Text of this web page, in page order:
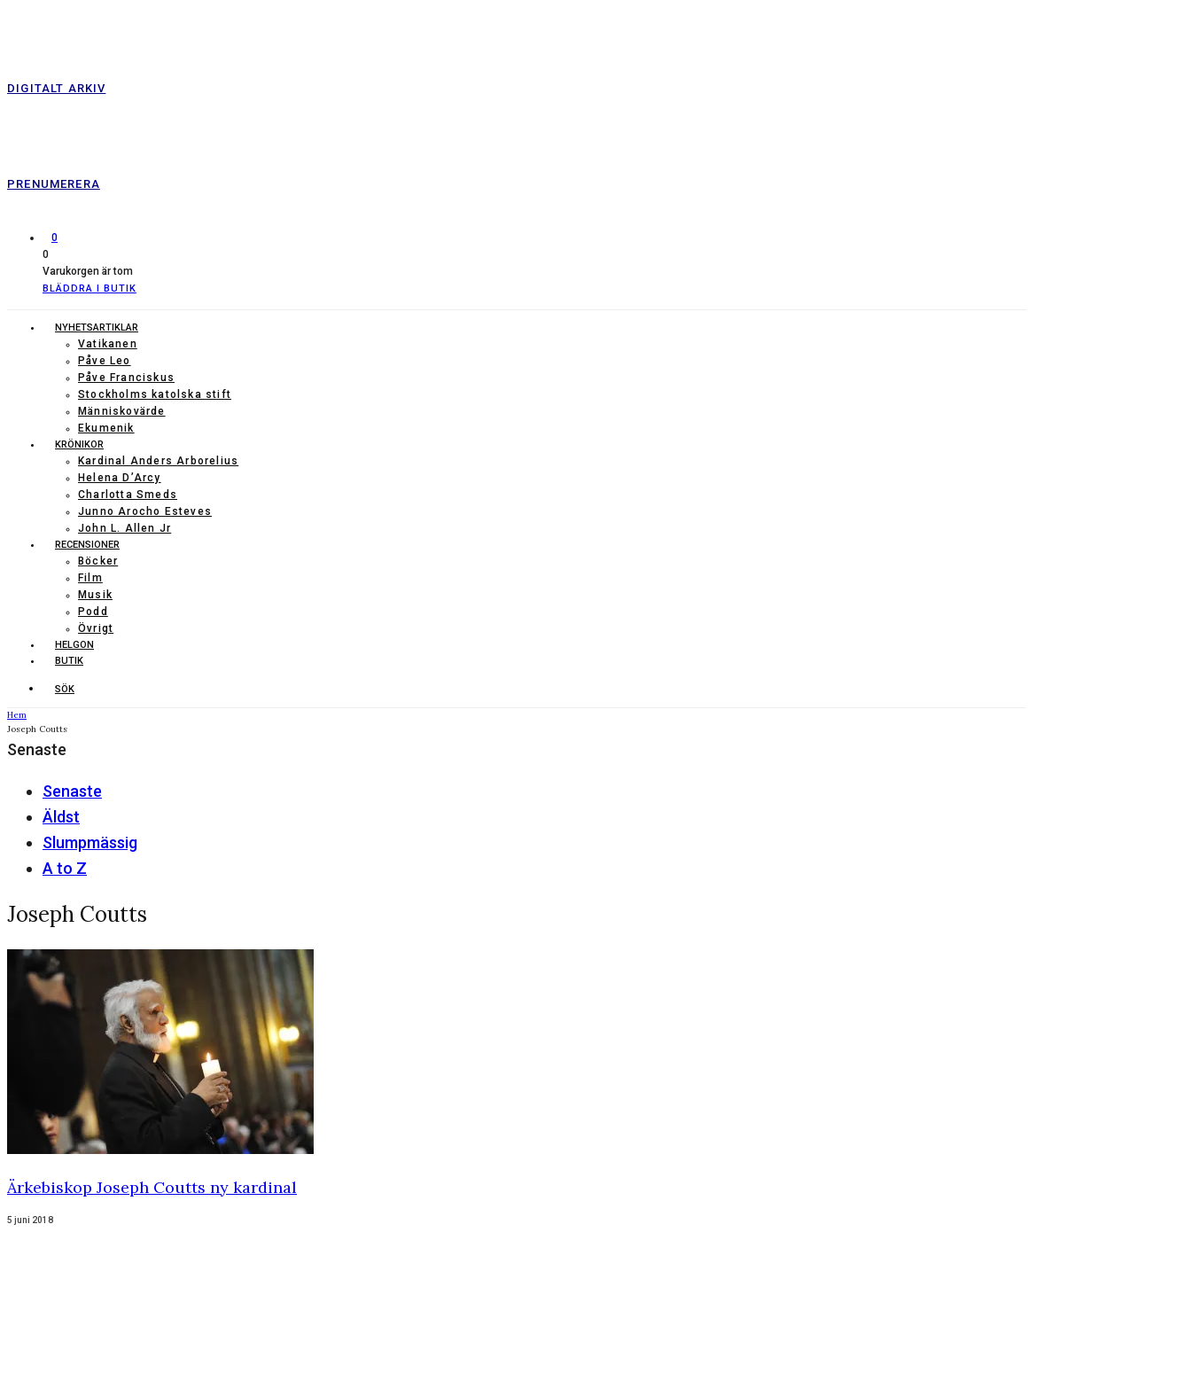
DIGITALT ARKIV
PRENUMERERA
0
0
Varukorgen är tom
BLÄDDRA I BUTIK
NYHETSARTIKLAR
Vatikanen
Påve Leo
Påve Franciskus
Stockholms katolska stift
Människovärde
Ekumenik
KRÖNIKOR
Kardinal Anders Arborelius
Helena D’Arcy
Charlotta Smeds
Junno Arocho Esteves
John L. Allen Jr
RECENSIONER
Böcker
Film
Musik
Podd
Övrigt
HELGON
BUTIK
SÖK
Hem
Joseph Coutts
Senaste
Senaste
Äldst
Slumpmässig
A to Z
Joseph Coutts
Ärkebiskop Joseph Coutts ny kardinal
5 juni 2018